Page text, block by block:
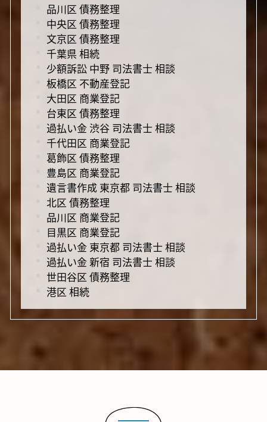
品川区 債務整理
中央区 債務整理
文京区 債務整理
千葉県 相続
少額訴訟 中野 司法書士 相談
板橋区 不動産登記
大田区 商業登記
台東区 債務整理
過払い金 渋谷 司法書士 相談
千代田区 商業登記
葛飾区 債務整理
豊島区 商業登記
遺言書作成 東京都 司法書士 相談
北区 債務整理
品川区 商業登記
目黒区 商業登記
過払い金 東京都 司法書士 相談
過払い金 新宿 司法書士 相談
世田谷区 債務整理
港区 相続